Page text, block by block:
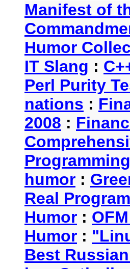
Manifest of
Humor
IT Slang :
Perl Purity
nations :
2008 :
humor :
Real
Humor :
Humor :
Best